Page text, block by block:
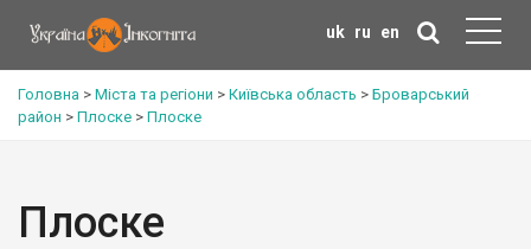
uk ru en
Головна > Міста та регіони > Київська область > Броварський
район > Плоске > Плоске
Плоске